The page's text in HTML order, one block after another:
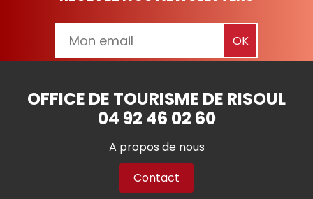
OFFICE DE TOURISME DE RISOUL
04 92 46 02 60
A propos de nous
Contact